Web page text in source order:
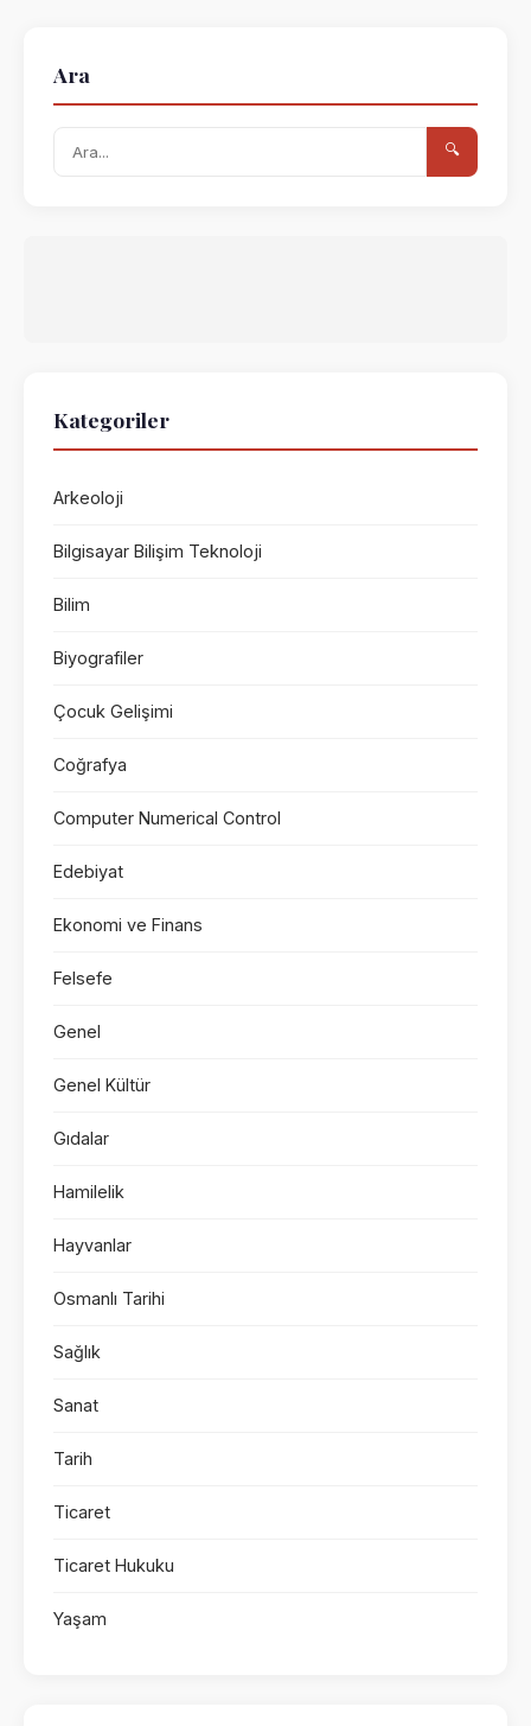
Ara
🔍
Kategoriler
Arkeoloji
Bilgisayar Bilişim Teknoloji
Bilim
Biyografiler
Çocuk Gelişimi
Coğrafya
Computer Numerical Control
Edebiyat
Ekonomi ve Finans
Felsefe
Genel
Genel Kültür
Gıdalar
Hamilelik
Hayvanlar
Osmanlı Tarihi
Sağlık
Sanat
Tarih
Ticaret
Ticaret Hukuku
Yaşam